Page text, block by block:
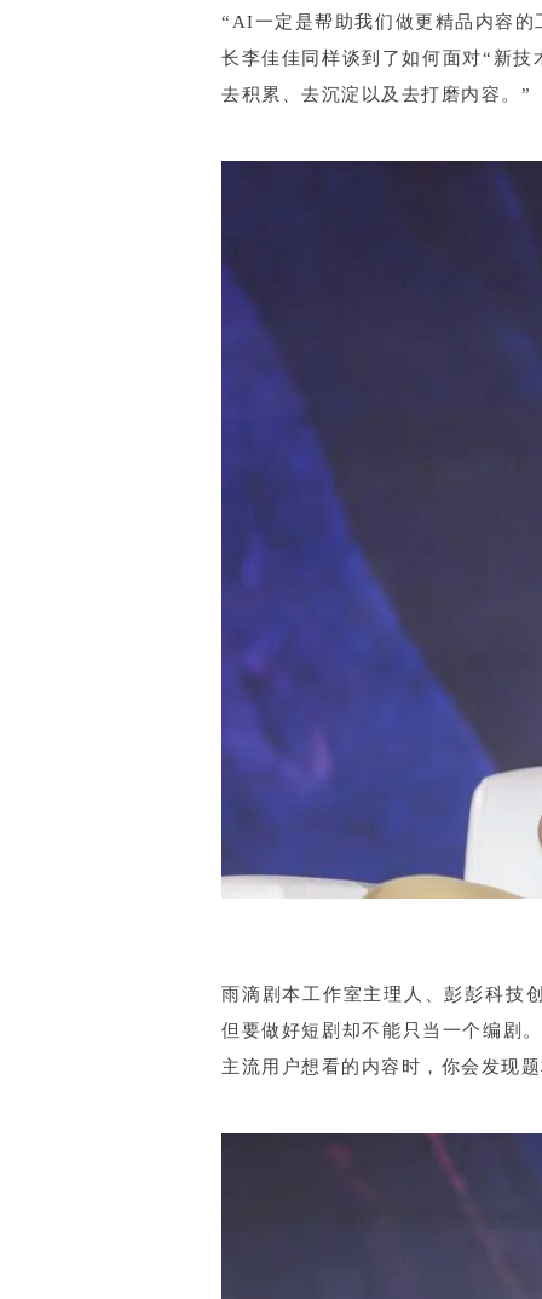
“AI一定是帮助我们做更精品内容
长李佳佳同样谈到了如何面对“新
去积累、去沉淀以及去打磨内容。”
雨滴剧本工作室主理人、彭彭科技
但要做好短剧却不能只当一个编剧
主流用户想看的内容时，你会发现